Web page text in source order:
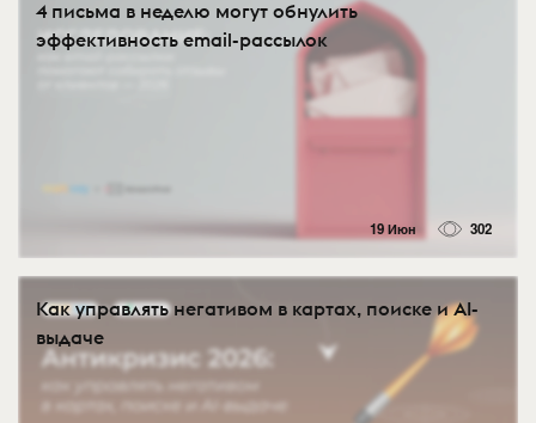
4 письма в неделю могут обнулить
эффективность email-рассылок
19 Июн 302
Как управлять негативом в картах, поиске и AI-
выдаче